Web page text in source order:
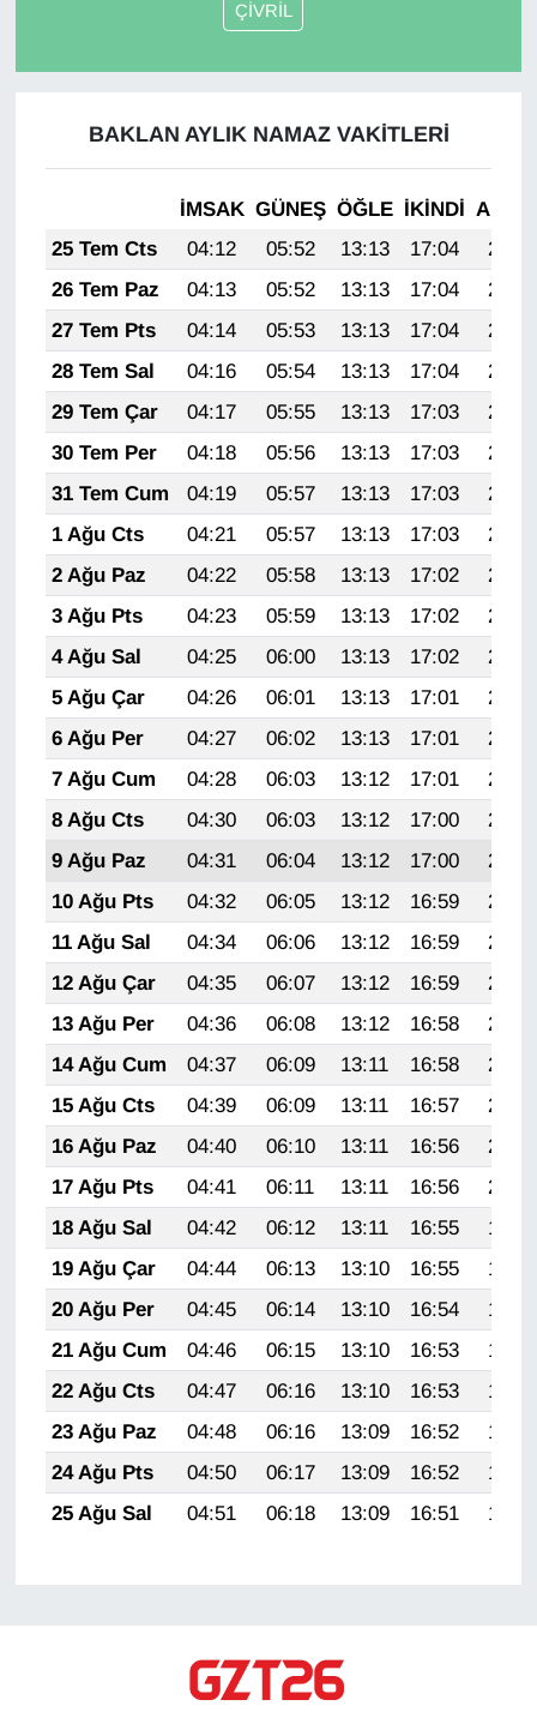
ÇİVRİL
BAKLAN AYLIK NAMAZ VAKITLERI
İMSAK GÜNEŞ ÖĞLE İKINDI
25 Tem Cts
04:12 05:52 13:13 17:04
20:25
26 Tem Paz
04:13 05:52 13:13 17:04
20:24
27 Tem Pts
04:14 05:53 13:13 17:04
20:23
28 Tem Sal
04:16 05:54 13:13 17:04
20:22
29 Tem Çar
04:17 05:55 13:13 17:03
20:21
30 Tem Per
04:18 05:56 13:13 17:03
20:20
31 Tem Cum
04:19 05:57 13:13 17:03
20:20
1 Ağu Cts
04:21 05:57 13:13 17:03
20:19
2 Ağu Paz
04:22 05:58 13:13 17:02
20:18
3 Ağu Pts
04:23 05:59 13:13 17:02
20:17
4 Ağu Sal
04:25 06:00 13:13 17:02
20:16
5 Ağu Çar
04:26 06:01 13:13 17:01
20:15
6 Ağu Per
04:27 06:02 13:13 17:01
20:13
7 Ağu Cum
04:28 06:03 13:12 17:01
20:12
8 Ağu Cts
04:30 06:03 13:12 17:00
20:11
9 Ağu Paz
04:31 06:04 13:12 17:00
20:10
10 Ağu Pts
04:32 06:05 13:12 16:59
20:09
11 Ağu Sal
04:34 06:06 13:12 16:59
20:08
12 Ağu Çar
04:35 06:07 13:12 16:59
20:07
13 Ağu Per
04:36 06:08 13:12 16:58
20:05
14 Ağu Cum
04:37 06:09 13:11 16:58
20:04
15 Ağu Cts
04:39 06:09 13:11 16:57
20:03
16 Ağu Paz
04:40 06:10 13:11 16:56
20:02
17 Ağu Pts
04:41 06:11 13:11 16:56
20:00
18 Ağu Sal
04:42 06:12 13:11 16:55
19:59
19 Ağu Çar
04:44 06:13 13:10 16:55
19:58
20 Ağu Per
04:45 06:14 13:10 16:54
19:56
21 Ağu Cum
04:46 06:15 13:10 16:53
19:55
22 Ağu Cts
04:47 06:16 13:10 16:53
19:54
23 Ağu Paz
04:48 06:16 13:09 16:52
19:52
24 Ağu Pts
04:50 06:17 13:09 16:52
19:51
25 Ağu Sal
04:51 06:18 13:09 16:51 19:50